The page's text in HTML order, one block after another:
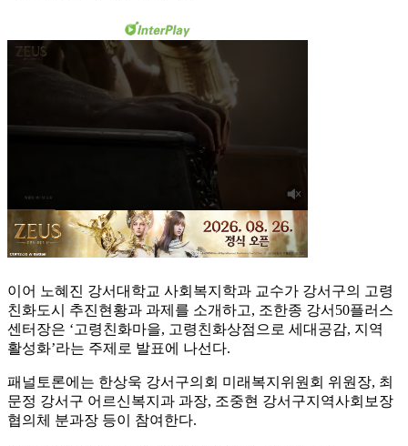
이어 노혜진 강서대학교 사회복지학과 교수가 강서구의 고령
친화도시 추진현황과 과제를 소개하고, 조한종 강서50플러스
센터장은 ‘고령친화마을, 고령친화상점으로 세대공감, 지역
활성화’라는 주제로 발표에 나선다.
패널토론에는 한상욱 강서구의회 미래복지위원회 위원장, 최
문정 강서구 어르신복지과 과장, 조중현 강서구지역사회보장
협의체 분과장 등이 참여한다.